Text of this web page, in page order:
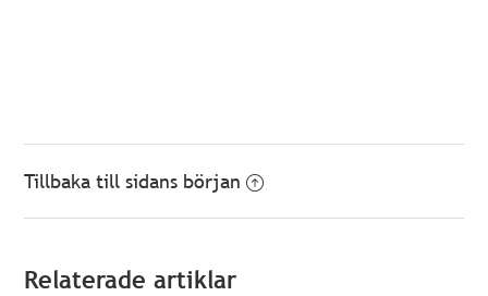
Tillbaka till sidans början
Relaterade artiklar